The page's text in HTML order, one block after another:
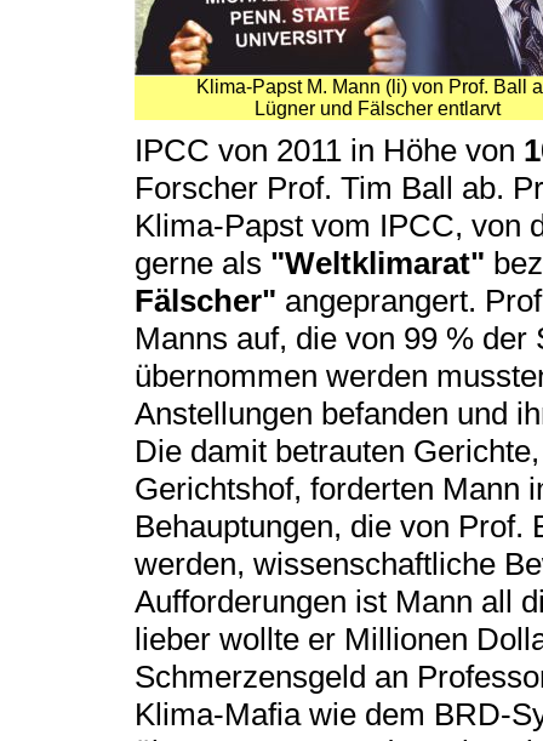
Klima-Papst M. Mann (li) von Prof. Ball
Lügner und Fälscher entlarvt
IPCC von 2011 in Höhe von
Forscher Prof. Tim Ball ab.
Klima-Papst vom IPCC, von
gerne als "Weltklimarat"
Fälscher" angeprangert.
Manns auf, die von 99 %
übernommen werden
Anstellungen befanden und
Die damit betrauten
Gerichtshof, forderten Mann
Behauptungen, die von Prof.
werden, wissenschaftliche
Aufforderungen ist Mann all
lieber wollte er Millionen
Schmerzensgeld an
Klima-Mafia wie dem BRD-